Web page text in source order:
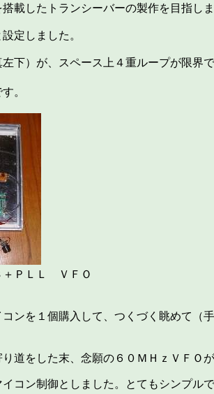
載したトランシーバーの製作を目指しま
定しました。
下）が、スペース上４重ループが限
。
ＰＬＬ ＶＦＯ
ンを１個購入して、つくづく眺めて
道をした末、念願の６０ＭＨｚＶＦＯ
コン制御としました。とてもシンプル